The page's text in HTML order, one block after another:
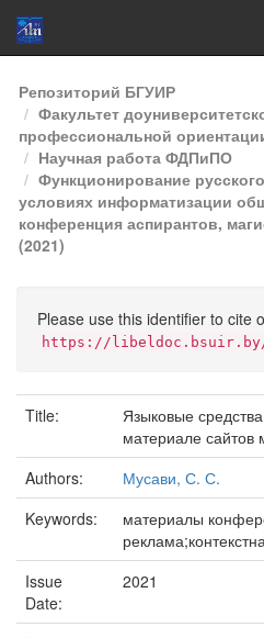
Skip
navigation
Репозиторий БГУИР
Факультет
профессиональной
Научная работа ФДПиПО
Функционирование
условиях информатизации
конференция аспирантов,
(2021)
Please use this identifier to cite
https://libeldoc.bsuir.by/
Title:
Языковые
материале сайтов
Authors:
Мусави, С. С.
Keywords:
материалы
Issue
Date:
2021